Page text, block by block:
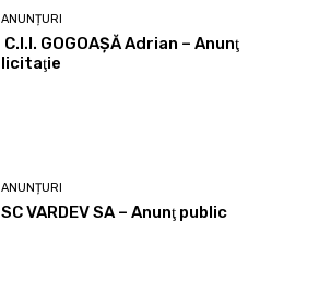
ANUNȚURI
C.I.I. GOGOAŞĂ Adrian – Anunţ
licitaţie
ANUNȚURI
SC VARDEV SA – Anunţ public